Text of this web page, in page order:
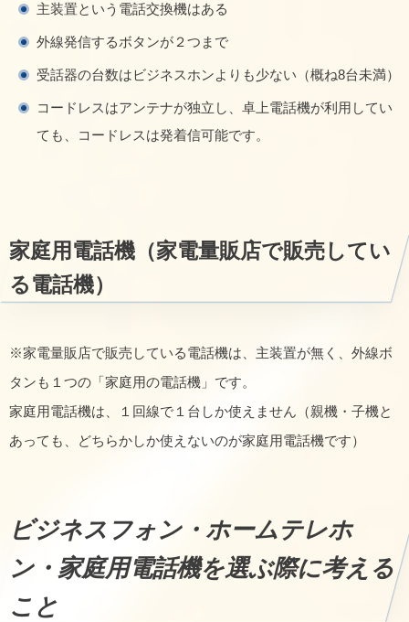
主装置という電話交換機はある
外線発信するボタンが２つまで
受話器の台数はビジネスホンよりも少ない（概ね8台未満）
コードレスはアンテナが独立し、卓上電話機が利用してい
ても、コードレスは発着信可能です。
家庭用電話機（家電量販店で販売してい
る電話機）
※家電量販店で販売している電話機は、主装置が無く、外線ボ
タンも１つの「家庭用の電話機」です。
家庭用電話機は、１回線で１台しか使えません（親機・子機と
あっても、どちらかしか使えないのが家庭用電話機です）
ビジネスフォン・ホームテレホ
ン・家庭用電話機を選ぶ際に考える
こと